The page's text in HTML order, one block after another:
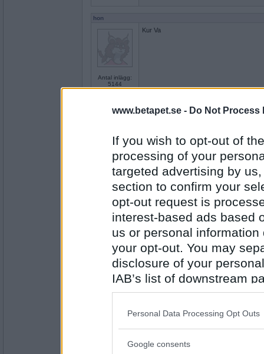
www.betapet.se - Do Not Process
If you wish to opt-out of
processing of your
targeted advertising by
section to confirm your
opt-out request is
interest-based ads based
us or personal
your opt-out. You may
disclosure of your
IAB’s list of downstream
also be disclosed by us
Downstream Participants
Please note that this
Personal Data Processing Opt Outs
Google consents
hon
Antal inlägg:
5144
Kur Va
13194
Va Len
Antal inlägg:
7110
Svar Va